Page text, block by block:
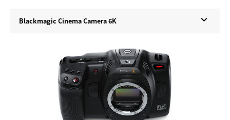
Austria
Brazil
Canada
Blackmagic Cinema Camera 6K